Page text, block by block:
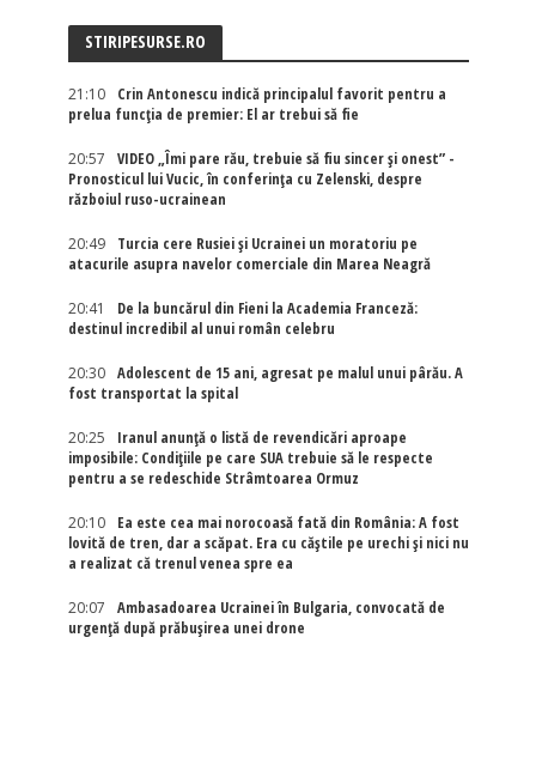
STIRIPESURSE.RO
21:10
Crin Antonescu indică principalul favorit pentru a
prelua funcția de premier: El ar trebui să fie
20:57
VIDEO „Îmi pare rău, trebuie să fiu sincer și onest” -
Pronosticul lui Vucic, în conferința cu Zelenski, despre
războiul ruso-ucrainean
20:49
Turcia cere Rusiei și Ucrainei un moratoriu pe
atacurile asupra navelor comerciale din Marea Neagră
20:41
De la buncărul din Fieni la Academia Franceză:
destinul incredibil al unui român celebru
20:30
Adolescent de 15 ani, agresat pe malul unui pârău. A
fost transportat la spital
20:25
Iranul anunță o listă de revendicări aproape
imposibile: Condițiile pe care SUA trebuie să le respecte
pentru a se redeschide Strâmtoarea Ormuz
20:10
Ea este cea mai norocoasă fată din România: A fost
lovită de tren, dar a scăpat. Era cu căștile pe urechi și nici nu
a realizat că trenul venea spre ea
20:07
Ambasadoarea Ucrainei în Bulgaria, convocată de
urgență după prăbușirea unei drone